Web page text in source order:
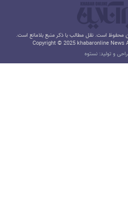
محفوظ است. نقل مطالب با ذکر منبع بلامانع است.
Copyright © 2025 khabaronline News
و تولید: نستوه